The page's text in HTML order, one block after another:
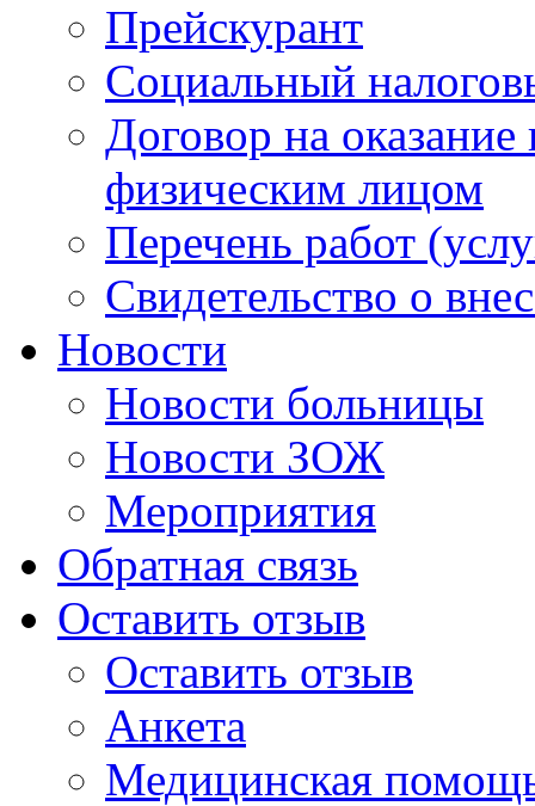
Прейскурант
Социальный
Договор на
физическим лицом
Перечень работ
Свидетельство о
Новости
Новости больницы
Новости ЗОЖ
Мероприятия
Обратная связь
Оставить отзыв
Оставить отзыв
Анкета
Медицинская